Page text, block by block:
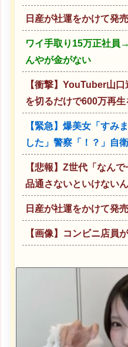
日産が社運をかけて発
ワイ手取り15万正社員
んやが金がない
【衝撃】YouTuber山
を切るだけで600万再
【緊急】爆美女「すみ
した」警察「！？」自
【悲報】Z世代「なん
品通さないといけないん
日産が社運をかけて発
【画像】コンビニ店員